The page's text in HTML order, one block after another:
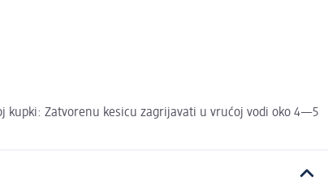
Zatvorenu kesicu zagrijavati u vrućoj vodi oko 4—5